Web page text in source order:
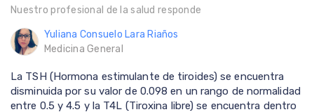
Nuestro profesional de la salud responde
Yuliana Consuelo Lara Riaños
Medicina General
La TSH (Hormona estimulante de tiroides) se encuentra
disminuida por su valor de 0.098 en un rango de normalidad
entre 0.5 y 4.5 y la T4L (Tiroxina libre) se encuentra dentro